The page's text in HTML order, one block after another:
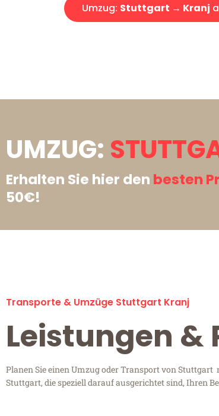
Umzug: Stuttgart → Kranj
UMZUG:
Erhalten Sie hier den besten
50€!
Transporte & Umzüge Stuttgart Kranj
Leistungen
Planen Sie einen Umzug oder Transport von
Stuttgart, die speziell darauf ausgerichtet sind, Ihren